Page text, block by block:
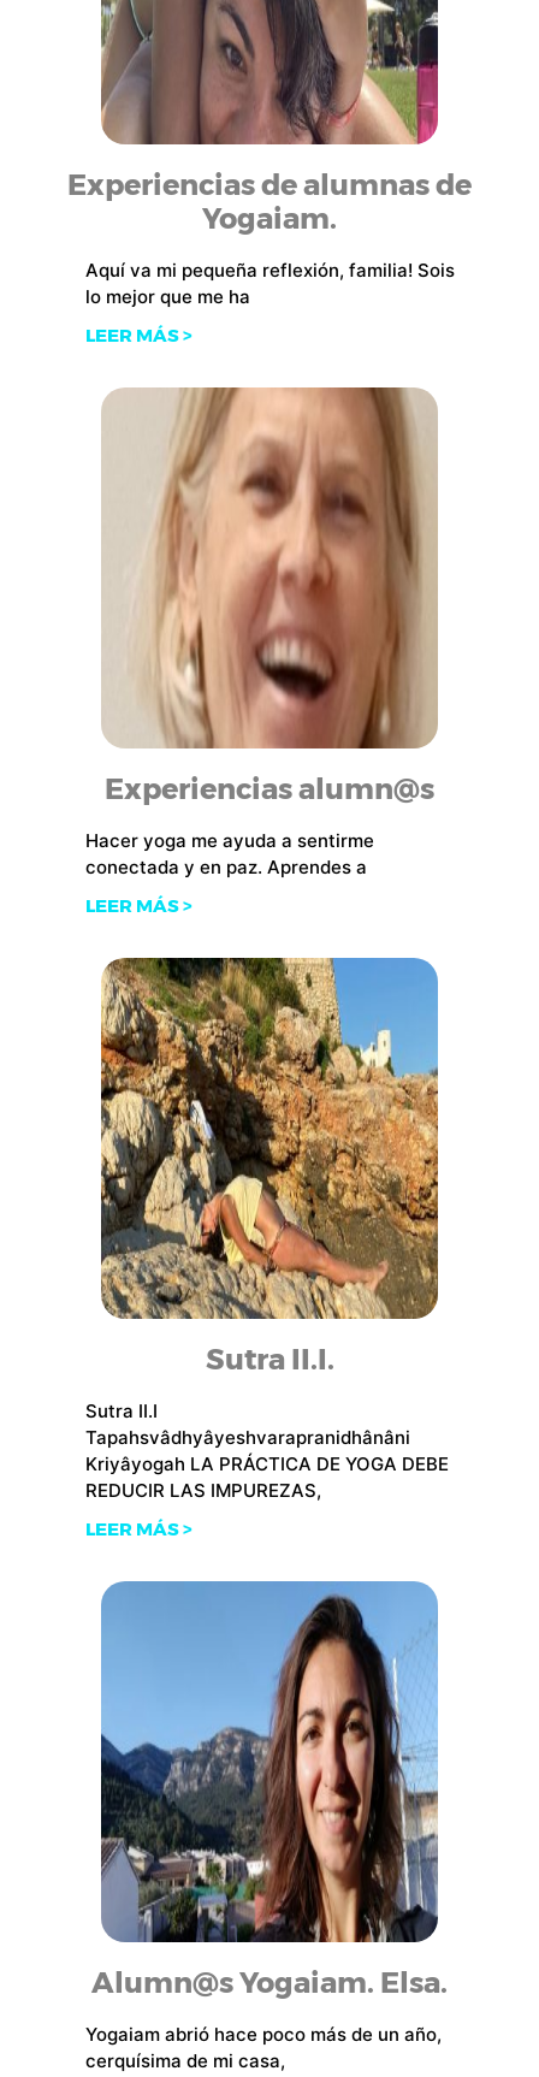
Experiencias de alumnas de
Yogaiam.
Aquí va mi pequeña reflexión, familia! Sois
lo mejor que me ha
LEER MÁS >
Experiencias alumn@s
Hacer yoga me ayuda a sentirme
conectada y en paz. Aprendes a
LEER MÁS >
Sutra II.I.
Sutra II.I
Tapahsvâdhyâyeshvarapranidhânâni
Kriyâyogah LA PRÁCTICA DE YOGA DEBE
REDUCIR LAS IMPUREZAS,
LEER MÁS >
Alumn@s Yogaiam. Elsa.
Yogaiam abrió hace poco más de un año,
cerquísima de mi casa,